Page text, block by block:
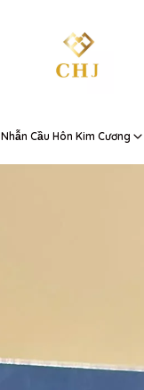
Nhẫn Cầu Hôn Kim Cương